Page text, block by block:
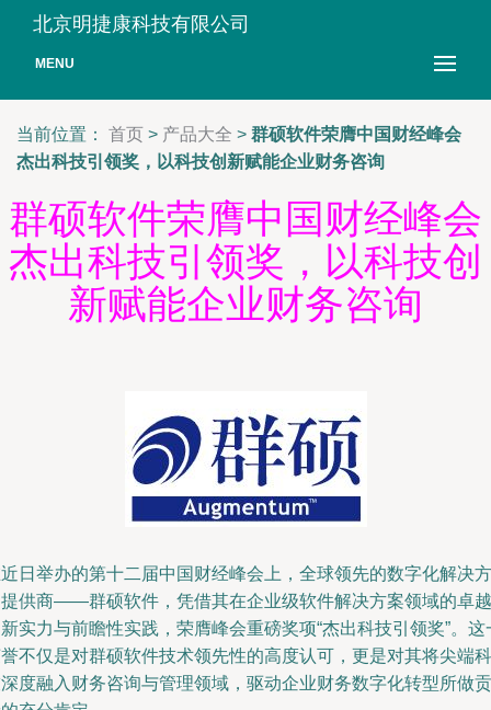
北京明捷康科技有限公司
MENU
当前位置： 首页 > 产品大全 > 群硕软件荣膺中国财经峰会
杰出科技引领奖，以科技创新赋能企业财务咨询
群硕软件荣膺中国财经峰会
杰出科技引领奖，以科技创
新赋能企业财务咨询
日举办的第十二届中国财经峰会上，全球领先的数字化解决方
供商——群硕软件，凭借其在企业级软件解决方案领域的卓越
实力与前瞻性实践，荣膺峰会重磅奖项“杰出科技引领奖”。这
不仅是对群硕软件技术领先性的高度认可，更是对其将尖端科
度融入财务咨询与管理领域，驱动企业财务数字化转型所做贡